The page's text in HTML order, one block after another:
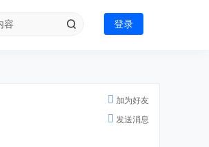
登录
加为好友
发送消息